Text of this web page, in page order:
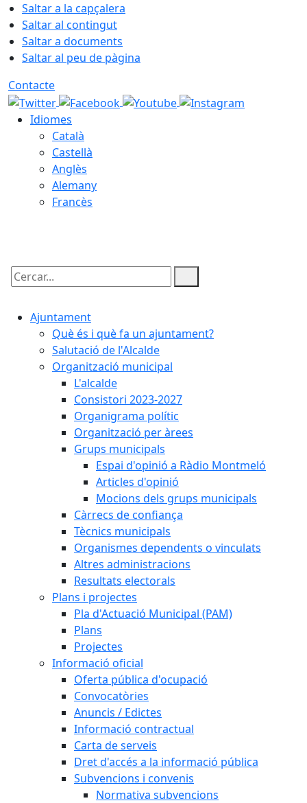
Saltar a la capçalera
Saltar al contingut
Saltar a documents
Saltar al peu de pàgina
Contacte
Idiomes
Català
Castellà
Anglès
Alemany
Francès
Cercar:
Ajuntament
Què és i què fa un ajuntament?
Salutació de l'Alcalde
Organització municipal
L'alcalde
Consistori 2023-2027
Organigrama polític
Organització per àrees
Grups municipals
Espai d'opinió a Ràdio Montmeló
Articles d'opinió
Mocions dels grups municipals
Càrrecs de confiança
Tècnics municipals
Organismes dependents o vinculats
Altres administracions
Resultats electorals
Plans i projectes
Pla d'Actuació Municipal (PAM)
Plans
Projectes
Informació oficial
Oferta pública d'ocupació
Convocatòries
Anuncis / Edictes
Informació contractual
Carta de serveis
Dret d'accés a la informació pública
Subvencions i convenis
Normativa subvencions